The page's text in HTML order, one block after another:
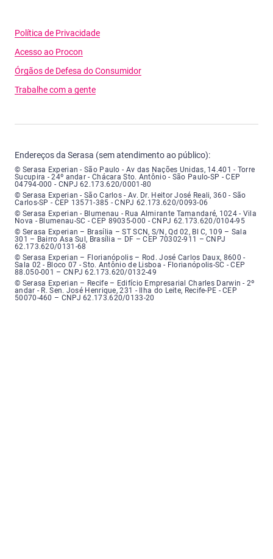
Política de Privacidade
Acesso ao Procon
Órgãos de Defesa do Consumidor
Trabalhe com a gente
Endereços da Serasa (sem atendimento ao público):
Serasa Experian - São Paulo - Endereço: Avenida das Nações Unidas,
© Serasa Experian - São Paulo - Av das Nações Unidas, 14.401 - Torre
Sucupira - 24º andar - Chácara Sto. Antônio - São Paulo-SP - CEP
04794-000 - CNPJ 62.173.620/0001-80
Serasa Experian - São Carlos - Endereço: Avenida Doutor Heitor José
© Serasa Experian - São Carlos - Av. Dr. Heitor José Reali, 360 - São
Carlos-SP - CEP 13571-385 - CNPJ 62.173.620/0093-06
Serasa Experian - Blumenau - Endereço: Rua Almirante Tamandaré,
© Serasa Experian - Blumenau - Rua Almirante Tamandaré, 1024 - Vila
Nova - Blumenau-SC - CEP 89035-000 - CNPJ 62.173.620/0104-95
Serasa Experian - Brasília, Endereço: Setor Comercial Norte, sem
© Serasa Experian – Brasília – ST SCN, S/N, Qd 02, Bl C, 109 – Sala
301 – Bairro Asa Sul, Brasília – DF – CEP 70302-911 – CNPJ
62.173.620/0131-68
Serasa Experian - Florianópolis, Endereço: Rodovia José Carlos, número
© Serasa Experian – Florianópolis – Rod. José Carlos Daux, 8600 -
Sala 02 - Bloco 07 - Sto. Antônio de Lisboa - Florianópolis-SC - CEP
88.050-001 – CNPJ 62.173.620/0132-49
Serasa Experian - Recife, Endereço: Edifício Empresarial Charles Darwin,
© Serasa Experian – Recife – Edifício Empresarial Charles Darwin - 2º
andar - R. Sen. José Henrique, 231 - Ilha do Leite, Recife-PE - CEP
50070-460 – CNPJ 62.173.620/0133-20